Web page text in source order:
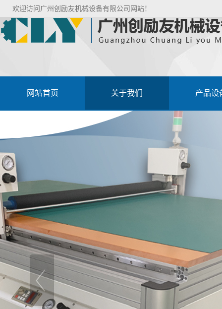
欢迎访问广州创励友机械设备有限公司网站！
网站首页 关于我们 产品设